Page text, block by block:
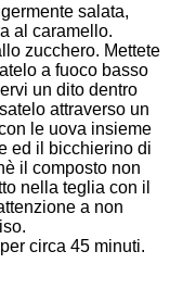
salata,
al caramello.
zucchero. Mettete
a fuoco basso
un dito dentro
attraverso un
le uova insieme
ed il bicchierino di
il composto non
nella teglia con il
a non
circa 45 minuti.